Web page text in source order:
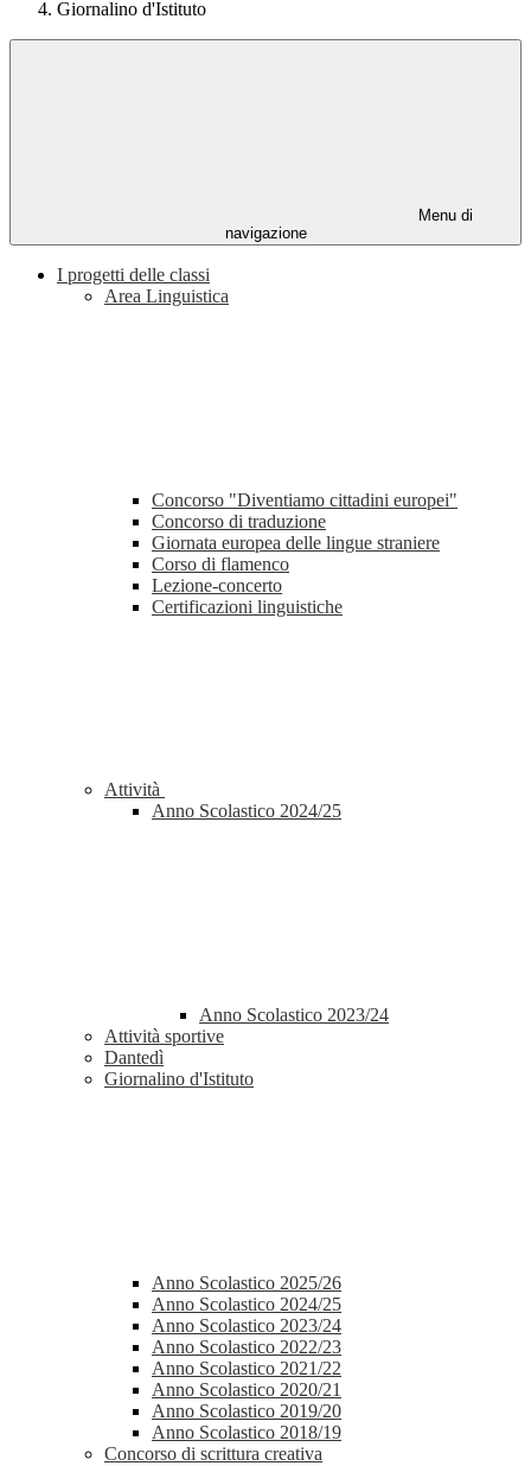
Giornalino d'Istituto
Menu di
navigazione
I progetti delle classi
Area Linguistica
Concorso "Diventiamo cittadini europei"
Concorso di traduzione
Giornata europea delle lingue straniere
Corso di flamenco
Lezione-concerto
Certificazioni linguistiche
Attività
Anno Scolastico 2024/25
Anno Scolastico 2023/24
Attività sportive
Dantedì
Giornalino d'Istituto
Anno Scolastico 2025/26
Anno Scolastico 2024/25
Anno Scolastico 2023/24
Anno Scolastico 2022/23
Anno Scolastico 2021/22
Anno Scolastico 2020/21
Anno Scolastico 2019/20
Anno Scolastico 2018/19
Concorso di scrittura creativa